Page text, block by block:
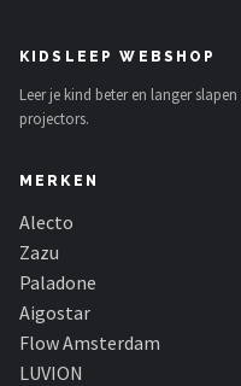
Decopatent
Countryfield
Balvi
Alle merken →
KIDSLEEP WEBSHOP
Leer je kind beter en langer
projectors.
MERKEN
Alecto
Zazu
Paladone
Aigostar
Flow Amsterdam
LUVION